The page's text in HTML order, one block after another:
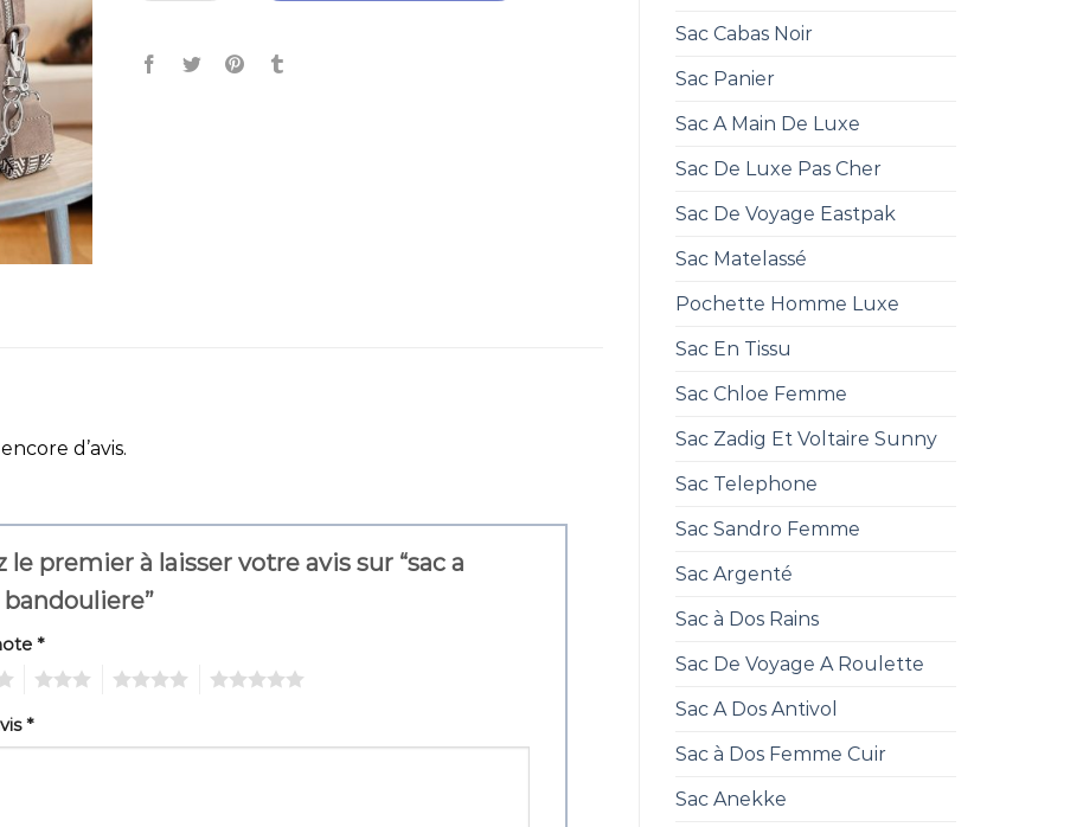
Sac Cabas Noir
Sac Panier
Sac A Main De Luxe
Sac De Luxe Pas Cher
Sac De Voyage Eastpak
Sac Matelassé
Pochette Homme Luxe
Sac En Tissu
Sac Chloe Femme
Sac Zadig Et Voltaire Sunny
Sac Telephone
Sac Sandro Femme
Sac Argenté
Sac à Dos Rains
Sac De Voyage A Roulette
Sac A Dos Antivol
Sac à Dos Femme Cuir
Sac Anekke
d’avis.
le premier à laisser votre avis sur “sac a
*
*